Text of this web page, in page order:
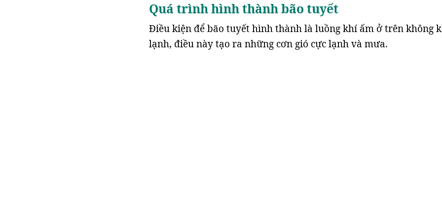
Quá trình hình thành bão tuyết
Điều kiện để bão tuyết hình thành là luồng khí ấm ở trên không
lạnh, điều này tạo ra những cơn gió cực lạnh và mưa.